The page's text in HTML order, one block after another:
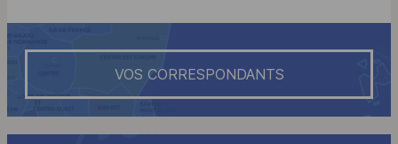
VOS CORRESPONDANTS